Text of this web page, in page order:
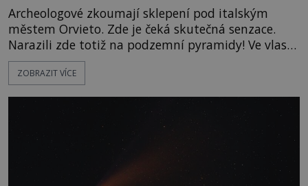
Archeologové zkoumají sklepení pod italským
městem Orvieto. Zde je čeká skutečná senzace.
Narazili zde totiž na podzemní pyramidy! Ve vlasti
dávných Římanů je údajně k vidění hned několik
těchto staveb, a to i nad zemským povrchem. Kde
bezesporu leží v Egyptě, tajemná architektonická
ZOBRAZIT VÍCE